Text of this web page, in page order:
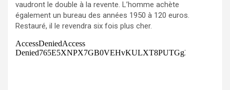
vaudront le double à la revente. L’homme achète
également un bureau des années 1950 à 120 euros.
Restauré, il le revendra six fois plus cher.